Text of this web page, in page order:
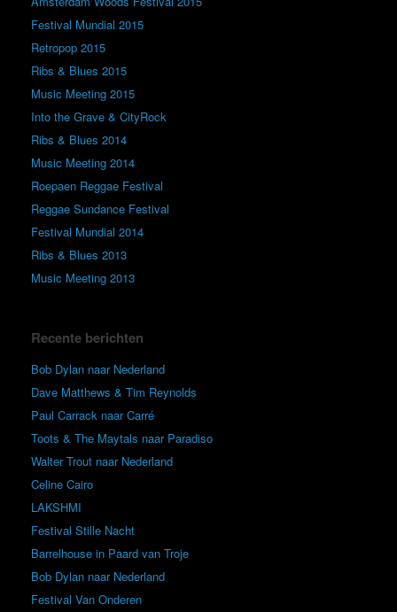
Festival Mundial 2015
Retropop 2015
Ribs & Blues 2015
Music Meeting 2015
Into the Grave & CityRock
Ribs & Blues 2014
Music Meeting 2014
Roepaen Reggae Festival
Reggae Sundance Festival
Festival Mundial 2014
Ribs & Blues 2013
Music Meeting 2013
Recente berichten
Bob Dylan naar Nederland
Dave Matthews & Tim Reynolds
Paul Carrack naar Carré
Toots & The Maytals naar Paradiso
Walter Trout naar Nederland
Celine Cairo
LAKSHMI
Festival Stille Nacht
Barrelhouse in Paard van Troje
Bob Dylan naar Nederland
Festival Van Onderen